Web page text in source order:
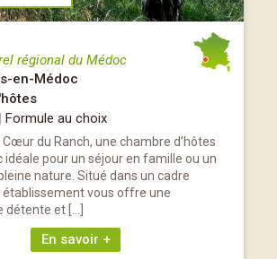
régional du Médoc
en-Médoc
| Formule au choix
du Ranch, une chambre d’hôtes
idéale pour un séjour en famille ou un
nature. Situé dans un cadre
établissement vous offre une
détente et […]
En savoir +